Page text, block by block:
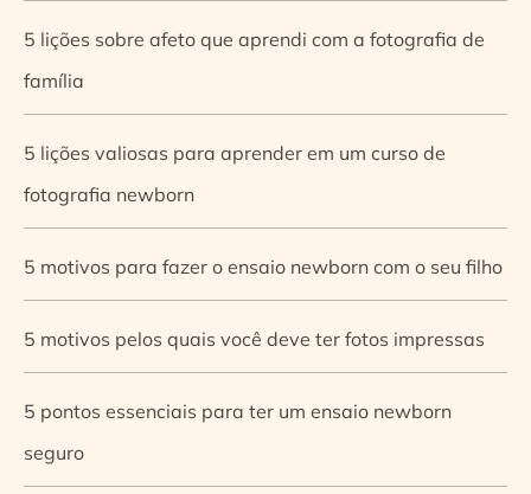
5 lições sobre afeto que aprendi com a fotografia de
família
5 lições valiosas para aprender em um curso de
fotografia newborn
5 motivos para fazer o ensaio newborn com o seu filho
5 motivos pelos quais você deve ter fotos impressas
5 pontos essenciais para ter um ensaio newborn
seguro